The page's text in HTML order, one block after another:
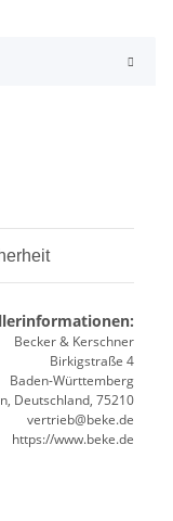
Becker & Kerschner
Birkigstraße 4
Baden-Württemberg
Deutschland, 75210
vertrieb@beke.de
https://www.beke.de